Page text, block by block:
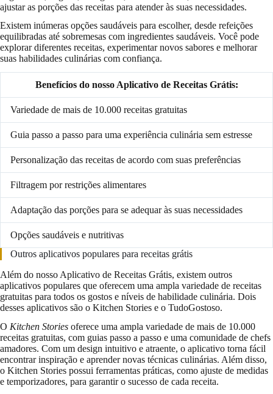
ajustar as porções das receitas para atender às suas necessidades.
Existem inúmeras opções saudáveis para escolher, desde refeições
equilibradas até sobremesas com ingredientes saudáveis. Você pode
explorar diferentes receitas, experimentar novos sabores e melhorar
suas habilidades culinárias com confiança.
Benefícios do nosso Aplicativo de Receitas Grátis:
Variedade de mais de 10.000 receitas gratuitas
Guia passo a passo para uma experiência culinária sem estresse
Personalização das receitas de acordo com suas preferências
Filtragem por restrições alimentares
Adaptação das porções para se adequar às suas necessidades
Opções saudáveis e nutritivas
Outros aplicativos populares para receitas grátis
Além do nosso Aplicativo de Receitas Grátis, existem outros
aplicativos populares que oferecem uma ampla variedade de receitas
gratuitas para todos os gostos e níveis de habilidade culinária. Dois
desses aplicativos são o Kitchen Stories e o TudoGostoso.
O Kitchen Stories oferece uma ampla variedade de mais de 10.000
receitas gratuitas, com guias passo a passo e uma comunidade de chefs
amadores. Com um design intuitivo e atraente, o aplicativo torna fácil
encontrar inspiração e aprender novas técnicas culinárias. Além disso,
o Kitchen Stories possui ferramentas práticas, como ajuste de medidas
e temporizadores, para garantir o sucesso de cada receita.